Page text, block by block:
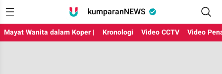
kumparanNEWS
Mayat Wanita dalam Koper | Kronologi Video CCTV Video